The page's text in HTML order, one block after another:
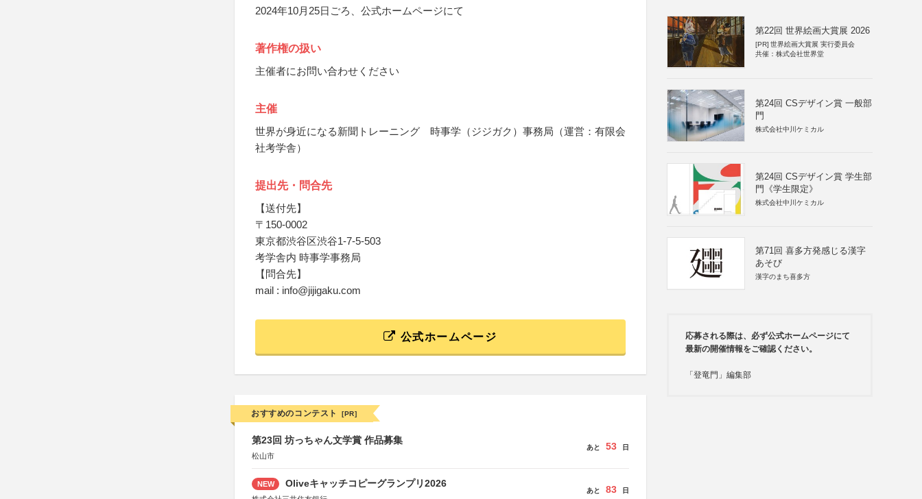
2024年10月25日ごろ、公式ホームページにて
著作権の扱い
主催者にお問い合わせください
主催
世界が身近になる新聞トレーニング 時事学（ジジガク）事務局（運営：有限会
社考学舎）
提出先・問合先
【送付先】
〒150-0002
東京都渋谷区渋谷1-7-5-503
考学舎内 時事学事務局
【問合先】
mail : info@jijigaku.com
公式ホームページ
おすすめのコンテスト [PR]
第23回 坊っちゃん文学賞 作品募集
松山市
あと 53 日
NEW Oliveキャッチコピーグランプリ2026
あと 83 日
第22回 世界絵画大賞展 2026
[PR] 世界絵画大賞展 実行委員会
共催：株式会社世界堂
第24回 CSデザイン賞 一般部
門
株式会社中川ケミカル
第24回 CSデザイン賞 学生部
門《学生限定》
株式会社中川ケミカル
第71回 喜多方発感じる漢字
あそび
漢字のまち喜多方
応募される際は、必ず公式ホームページにて
最新の開催情報をご確認ください。
「登竜門」編集部